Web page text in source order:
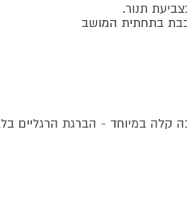
תנור.
בתחתית המושב
במיוחד - הברגת הרגליים